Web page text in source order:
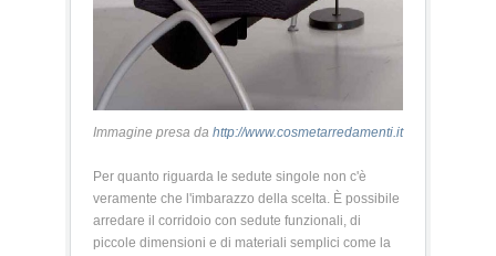
Immagine presa da http://www.cosmetarredamenti.it
Per quanto riguarda le sedute singole non c'è
veramente che l'imbarazzo della scelta. È possibile
arredare il corridoio con sedute funzionali, di
piccole dimensioni e di materiali semplici come la